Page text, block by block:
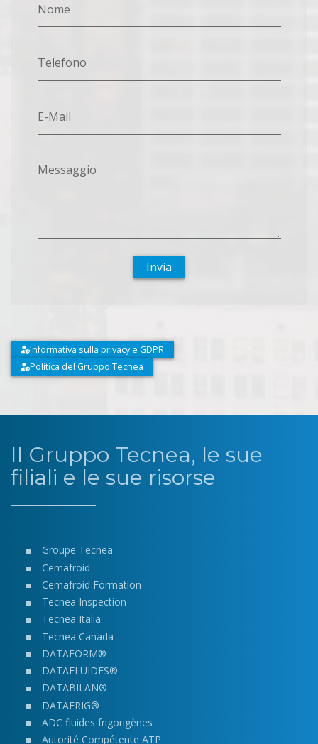
Nome
Telefono
E-Mail
Messaggio
Invia
Informativa sulla privacy e GDPR
Politica del Gruppo Tecnea
Il Gruppo Tecnea, le sue
filiali e le sue risorse
Groupe Tecnea
Cemafroid
Cemafroid Formation
Tecnea Inspection
Tecnea Italia
Tecnea Canada
DATAFORM®
DATAFLUIDES®
DATABILAN®
DATAFRIG®
ADC fluides frigorigènes
Autorité Compétente ATP